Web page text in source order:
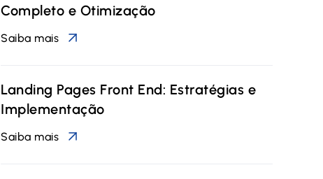
Completo e Otimização
Saiba mais
Landing Pages Front End: Estratégias e
Implementação
Saiba mais